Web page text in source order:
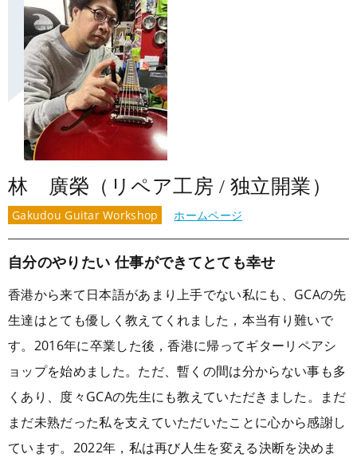
林 廣榮（リペア工房 / 独立開業）
Gakudou Guitar Workshop ホームページ
自分のやりたい 仕事ができてとても幸せ
香港から来て日本語があまり上手でない私にも、GCAの先
生達はとても優しく教えてくれました，本当有り難いで
す。2016年に卒業した後，香港に帰ってギターリペアシ
ョップを始めました。ただ、暫くの間は分からない事も多
くあり、度々GCAの先生にも教えていただきました。まだ
まだ未熟だった私を支えていただいたことに心から感謝し
ています。2022年，私は再び人生を変える決断を決めま